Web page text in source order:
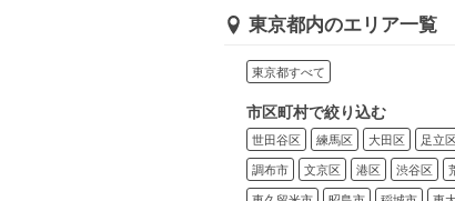
東京都内のエリア一覧
東京都すべて
市区町村で絞り込む
世田谷区 練馬区 大田区 足立
調布市 文京区 港区 渋谷区